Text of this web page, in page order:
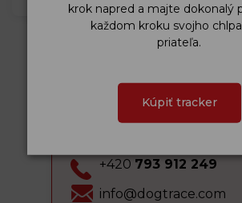
krok napred a majte dokonalý
každom kroku svojho
priateľa.
Kúpiť tracker
Technická podpora
Marek
+420 793 912 249
info@dogtrace.com